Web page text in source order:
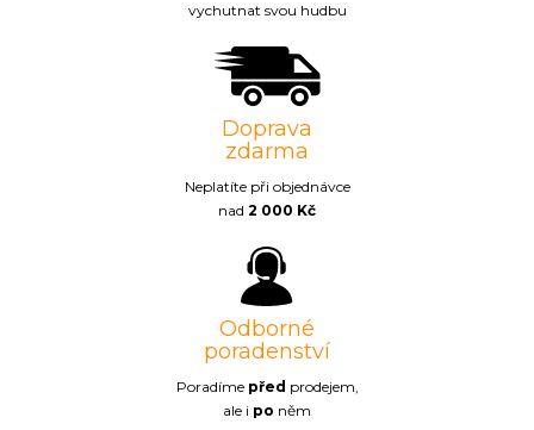
vychutnat svou hudbu
Doprava
zdarma
Neplatíte při objednávce
nad 2 000 Kč
Odborné
poradenství
Poradíme před prodejem,
ale i po něm